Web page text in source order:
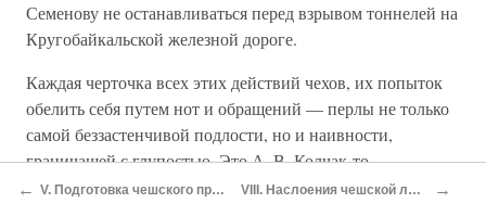
Семенову не останавливаться перед взрывом тоннелей на
Кругобайкальской железной дороге.
Каждая черточка всех этих действий чехов, их попыток
обелить себя путем нот и обращений — перлы не только
самой беззастенчивой подлости, но и наивности,
граничащей с глупостью. Это А. В. Колчак-то
реакционер! Да если отчего он и погиб, отчего рухнуло и
← V. Подготовка чешского предательства (Ноябрь 1918 — Ноябрь 1919) Сибирь — Моральный развал чешских легионов — Злоупотребление русским железнодорожным транспортом — Занятие чехами в тылу больших городов — Рост среди чехов скверных болезней — Особое значение Сибирской железной дороги — Чехи занимают е VIII. Наслоения чешской лжи Две книги чешских политиков — Восхваление Бенешем «анабазиса» и «гения чешской расы» — Признание его о характере темной работы на Парижской конференции — Самолюбование Масарика — Курьезы — Его «любовь» к России — В 1915 г. Масарик монархист для Богемии и русофил — Его мем →